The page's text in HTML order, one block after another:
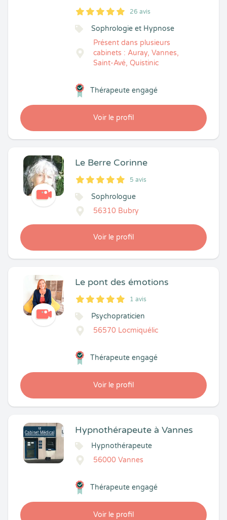
5
1
5
26 26 avis
Sophrologie et Hypnose
Présent dans plusieurs
cabinets : Auray, Vannes,
Saint-Avé, Quistinic
Voir le profil
Thérapeute engagé
Le Berre Corinne
5
1
5
5 5 avis
Sophrologue
56310 Bubry
Voir le profil
Le pont des émotions
5
1
5
1 1 avis
Psychopraticien
56570 Locmiquélic
Voir le profil
Thérapeute engagé
Hypnothérapeute à Vannes
Hypnothérapeute
56000 Vannes
Voir le profil
Thérapeute engagé